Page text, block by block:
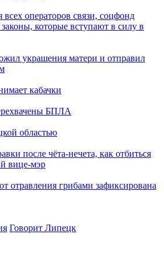
операторов связи, соцфонд
которые вступают в силу в
украшения матери и отправил
кабачки
БПЛА
областью
после чёта-нечета, как отбиться
вице-мэр
отравления грибами зафиксирована
Говорит Липецк